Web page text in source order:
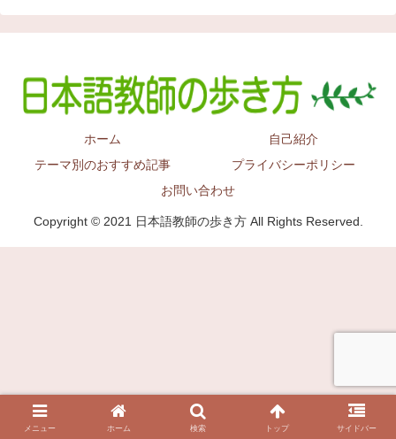
ホーム
自己紹介
テーマ別のおすすめ記事
プライバシーポリシー
お問い合わせ
Copyright © 2021 日本語教師の歩き方 All Rights Reserved.
メニュー ホーム 検索 トップ サイドバー